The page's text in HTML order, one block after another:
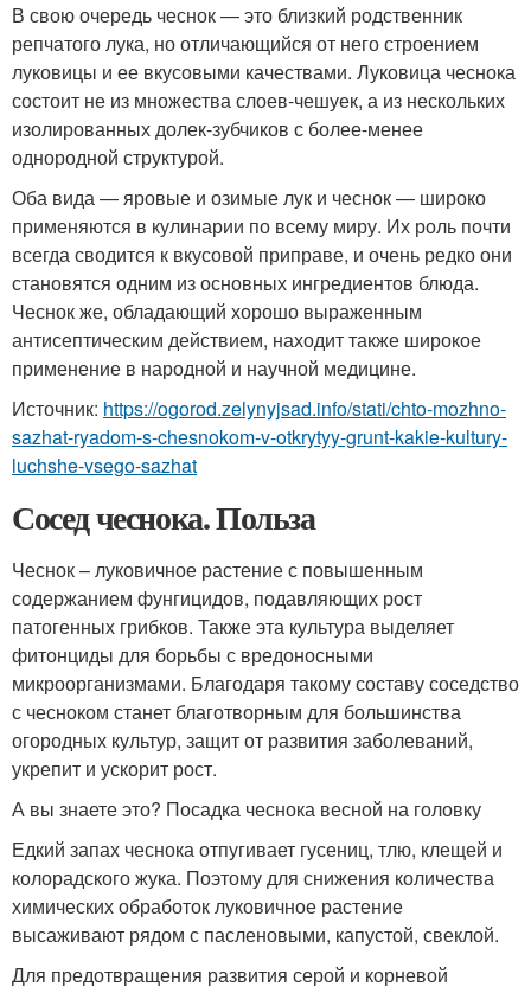
В свою очередь чеснок — это близкий родственник
репчатого лука, но отличающийся от него строением
луковицы и ее вкусовыми качествами. Луковица чеснока
состоит не из множества слоев-чешуек, а из нескольких
изолированных долек-зубчиков с более-менее
однородной структурой.
Оба вида — яровые и озимые лук и чеснок — широко
применяются в кулинарии по всему миру. Их роль почти
всегда сводится к вкусовой приправе, и очень редко они
становятся одним из основных ингредиентов блюда.
Чеснок же, обладающий хорошо выраженным
антисептическим действием, находит также широкое
применение в народной и научной медицине.
Источник: https://ogorod.zelynyjsad.info/stati/chto-mozhno-
sazhat-ryadom-s-chesnokom-v-otkrytyy-grunt-kakie-kultury-
luchshe-vsego-sazhat
Сосед чеснока. Польза
Чеснок – луковичное растение с повышенным
содержанием фунгицидов, подавляющих рост
патогенных грибков. Также эта культура выделяет
фитонциды для борьбы с вредоносными
микроорганизмами. Благодаря такому составу соседство
с чесноком станет благотворным для большинства
огородных культур, защит от развития заболеваний,
укрепит и ускорит рост.
А вы знаете это? Посадка чеснока весной на головку
Едкий запах чеснока отпугивает гусениц, тлю, клещей и
колорадского жука. Поэтому для снижения количества
химических обработок луковичное растение
высаживают рядом с пасленовыми, капустой, свеклой.
Для предотвращения развития серой и корневой